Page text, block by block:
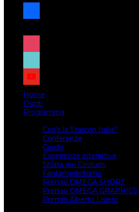
facebook
x
instagram
tiktok
youtube
Home
Ospiti
Programma
Cos’è la Starcon Italia?
Conferenze
Giochi
Esperienze interattive
Sfilata dei Costumi
Fantamodellismo
Premio OMEGA SHORT
Premio OMEGA GRAPHICS
Premio Alberto Lisiero